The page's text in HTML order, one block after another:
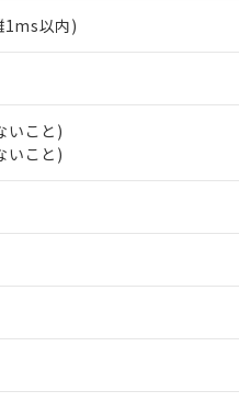
1ms以内)
いこと)
いこと)